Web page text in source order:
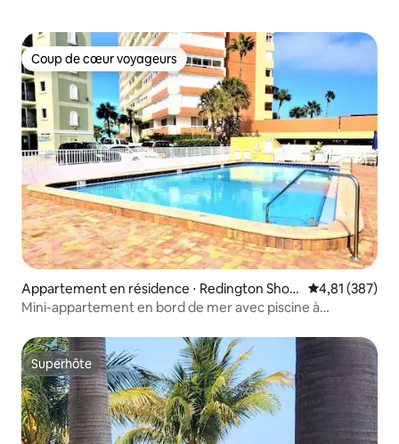
Coup de cœur voyageurs
Coup de cœur voyageurs
Appartement en résidence ⋅ Redington Shor
es
Évaluation
4,81 (387)
Mini-appartement en bord de mer avec piscine à
Superhôte
Superhôte